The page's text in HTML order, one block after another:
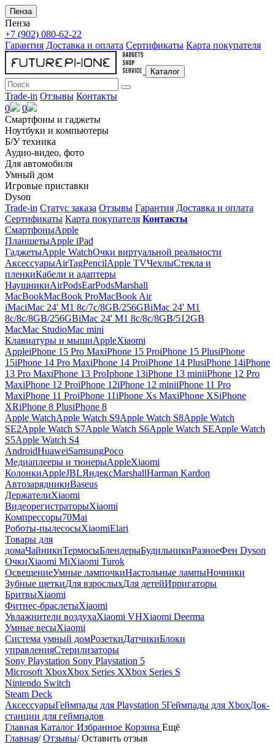
Пенза
Пенза
+7 (902) 080-62-22
Гарантия Доставка и оплата Сертификаты Карта покупателя
Каталог
Trade-in Отзывы Контакты
0
0
Смартфоны и гаджеты
Ноутбуки и компьютеры
Б/У техника
Аудио-видео, фото
Для автомобиля
Умный дом
Игровые приставки
Dyson
Trade-in Статус заказа Отзывы Гарантия Доставка и оплата
Сертификаты Карта покупателя Контакты
СмартфоныApple
ПланшетыApple iPad
ГаджетыApple WatchОчки виртуальной реальности
АксессуарыAirTagPencilApple TVЧехлыСтекла и
пленкиКабели и адаптеры
НаушникиAirPodsEarPodsMarshall
MacBookMacBook ProMacBook Air
iMaciMac 24' M1 8c/7c/8GB/256GBiMac 24' M1
8c/8c/8GB/256GBiMac 24' M1 8c/8c/8GB/512GB
MacMac StudioMac mini
Клавиатуры и мышиAppleXiaomi
AppleiPhone 15 Pro MaxiPhone 15 ProiPhone 15 PlusiPhone
15iPhone 14 Pro MaxiPhone 14 ProiPhone 14 PlusiPhone 14iPhone
13 Pro MaxiPhone 13 ProIphone 13iPhone 13 miniiPhone 12 Pro
MaxiPhone 12 ProiPhone 12iPhone 12 miniiPhone 11 Pro
MaxiPhone 11 ProiPhone 11iPhone Xs MaxiPhone XSiPhone
XRiPhone 8 PlusiPhone 8
Apple WatchApple Watch S9Apple Watch S8Apple Watch
SE2Apple Watch S7Apple Watch S6Apple Watch SEApple Watch
S5Apple Watch S4
AndroidHuaweiSamsungPoco
Медиаплееры и тюнерыAppleXiaomi
КолонкиAppleJBLЯндексMarshallHarman Kardon
АвтозарядникиBaseus
ДержателиXiaomi
ВидеорегистраторыXiaomi
Компрессоры70Mai
Роботы-пылесосыXiaomiElari
Товары для
домаЧайникиТермосыБлендерыБудильникиРазноеФен Dyson
ОчкиXiaomi MiXiaomi Turok
ОсвещениеУмные лампочкиНастольные лампыНочники
Зубные щеткиДля взрослыхДля детейИрригаторы
БритвыXiaomi
Фитнес-браслетыXiaomi
Увлажнители воздухаXiaomi VHXiaomi Deerma
Умные весыXiaomi
Система умный домРозеткиДатчикиБлоки
управленияСтерилизаторы
Sony Playstation Sony Playstation 5
Microsoft XboxXbox Series XXbox Series S
Nintendo Switch
Steam Deck
АксессуарыГеймпады для Playstation 5Геймпады для XboxДок-
станции для геймпадов
Главная Каталог Избранное Корзина Ещё
Главная/ Отзывы/ Оставить отзыв